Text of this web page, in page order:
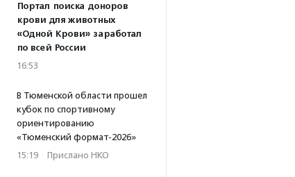
Портал поиска доноров
крови для животных
«Одной Крови» заработал
по всей России
16:53
В Тюменской области прошел
кубок по спортивному
ориентированию
«Тюменский формат-2026»
15:19 · Прислано НКО